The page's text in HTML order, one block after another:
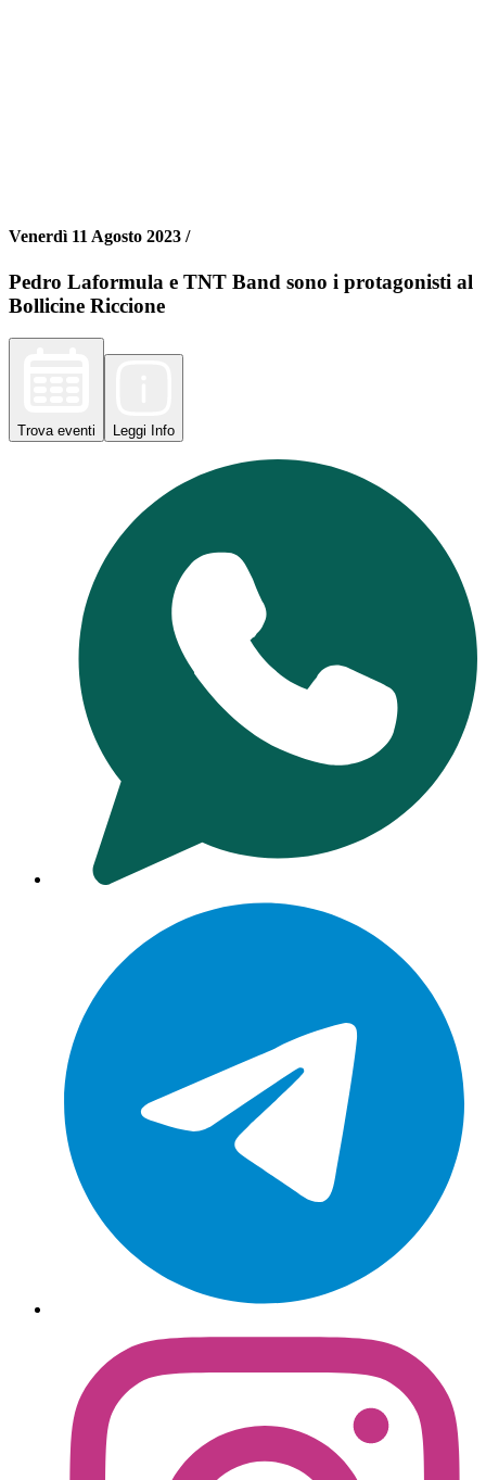
Venerdì 11 Agosto 2023 /
Pedro Laformula e TNT Band sono i protagonisti al
Bollicine Riccione
Trova eventi Leggi Info